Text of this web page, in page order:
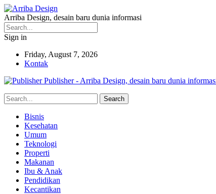
Arriba Design, desain baru dunia informasi
Sign in
Friday, August 7, 2026
Kontak
Publisher - Arriba Design, desain baru dunia
Bisnis
Kesehatan
Umum
Teknologi
Properti
Makanan
Ibu & Anak
Pendidikan
Kecantikan